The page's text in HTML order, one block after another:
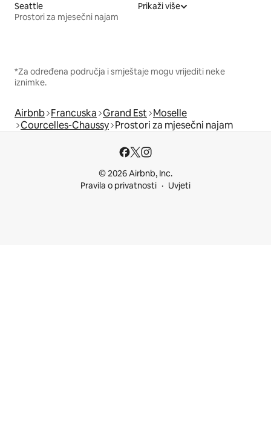
Seattle
Prostori za mjesečni najam
Prikaži više
*Za određena područja i smještaje mogu vrijediti neke
iznimke.
Airbnb Francuska Grand Est Moselle
Courcelles-Chaussy Prostori za mjesečni najam
© 2026 Airbnb, Inc.
Pravila o privatnosti
Uvjeti